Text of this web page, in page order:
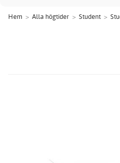
Hem > Alla högtider > Student >